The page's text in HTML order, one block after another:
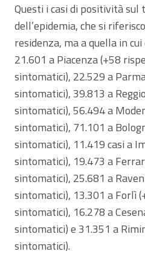
Questi i casi di positività
dell’epidemia, che si
residenza, ma a quella in
21.601 a Piacenza (+58
sintomatici), 22.529 a
sintomatici), 39.813 a
sintomatici), 56.494 a
sintomatici), 71.101 a
sintomatici), 11.419 casi a
sintomatici), 19.473 a
sintomatici), 25.681 a
sintomatici), 13.301 a Forlì
sintomatici), 16.278 a
sintomatici) e 31.351 a
sintomatici).